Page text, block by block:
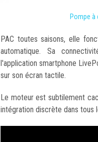
Pompe à
PAC toutes saisons, elle
automatique. Sa
l'application smartphone
sur son écran tactile.
Le moteur est subtilement
intégration discrète dans tous